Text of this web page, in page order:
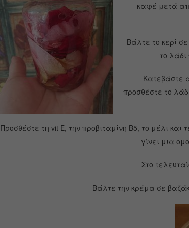
καφέ μετά
Βάλτε το κερί
το
Κατεβάστε
προσθέστε το
Προσθέστε τη vit E, την προβιταμίνη Β5, το μέλι
γίνει μια
Στο
Βάλτε την κρέμα σε